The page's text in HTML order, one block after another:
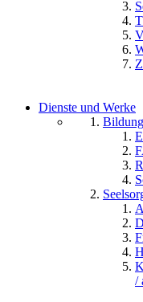
Dienste und Werke
Bildung
/